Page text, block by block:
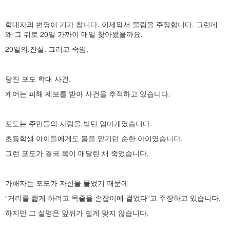
학대자의 변명이 기가 찹니다. 이제와서 물림을 주장합니다. 그런데
왜 그 뒤로 20일 가까이 매일 찾아왔을까요.
20일의.진실. 그리고 죽임.
당진 포도 학대 사건.
케어는 피해 제보를 받아 사건을 추적하고 있습니다.
포도는 주민들의 사랑을 받던 엄마개였습니다.
초등학생 아이들에게도 몸을 맡기던 순한 아이였습니다.
그런 포도가 결국 목이 매달린 채 죽었습니다.
가해자는 포도가 자신을 물었기 때문에
“거리를 짧게 하려고 목줄을 손잡이에 걸었다”고 주장하고 있습니다.
하지만 그 설명은 앞뒤가 쉽게 맞지 않습니다.